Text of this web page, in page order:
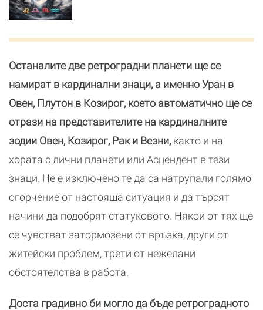
Останалите две ретроградни планети ще се
намират в кардинални знаци, а именно Уран в
Овен, Плутон в Козирог, което автоматично ще се
отрази на представителите на кардиналните
зодии Овен, Козирог, Рак и Везни,както и на
хората с лични планети или Асцендент в тези
знаци. Не е изключено те да са натрупали голямо
огорчение от настояща ситуация и да търсят
начини да подобрят статуковото. Някои от тях ще
се чувстват затормозени от връзка, други от
житейски проблем, трети от нежелани
обстоятелства в работа.
Доста градивно би могло да бъде ретроградното